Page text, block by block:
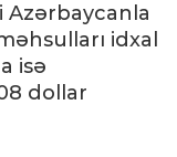
Azərbaycanla
idxal
isə
dollar